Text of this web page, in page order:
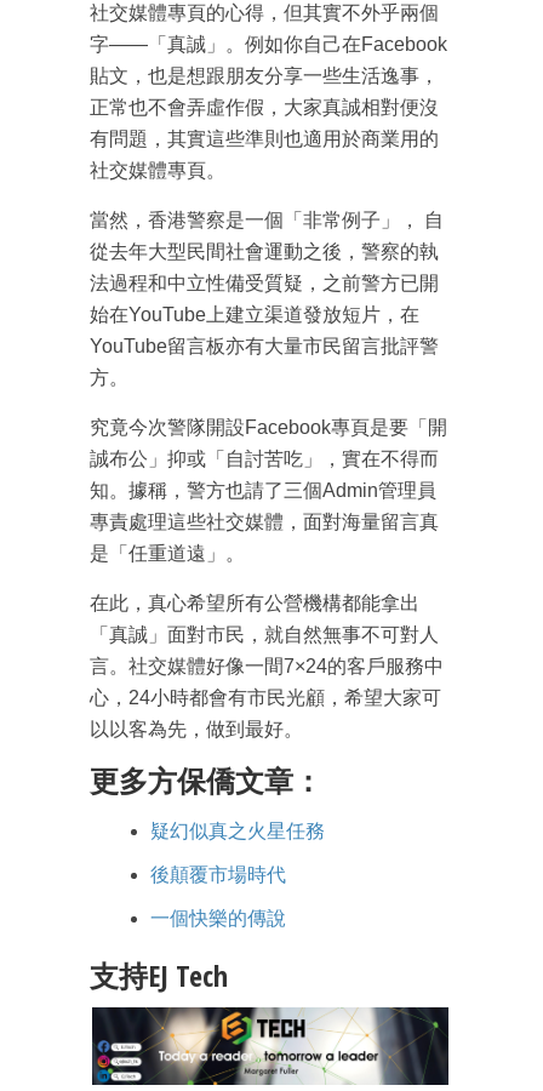
社交媒體專頁的心得，但其實不外乎兩個
字——「真誠」。例如你自己在Facebook
貼文，也是想跟朋友分享一些生活逸事，
正常也不會弄虛作假，大家真誠相對便沒
有問題，其實這些準則也適用於商業用的
社交媒體專頁。
當然，香港警察是一個「非常例子」， 自
從去年大型民間社會運動之後，警察的執
法過程和中立性備受質疑，之前警方已開
始在YouTube上建立渠道發放短片，在
YouTube留言板亦有大量市民留言批評警
方。
究竟今次警隊開設Facebook專頁是要「開
誠布公」抑或「自討苦吃」，實在不得而
知。據稱，警方也請了三個Admin管理員
專責處理這些社交媒體，面對海量留言真
是「任重道遠」。
在此，真心希望所有公營機構都能拿出
「真誠」面對市民，就自然無事不可對人
言。社交媒體好像一間7×24的客戶服務中
心，24小時都會有市民光顧，希望大家可
以以客為先，做到最好。
更多方保僑文章：
疑幻似真之火星任務
後顛覆市場時代
一個快樂的傳說
支持EJ Tech
成為 EJ Tech 會員
最新資訊（附創業懶人包）